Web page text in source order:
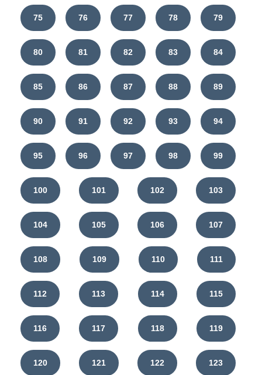
75 76 77 78 79
80 81 82 83 84
85 86 87 88 89
90 91 92 93 94
95 96 97 98 99
100 101 102 103
104 105 106 107
108 109 110 111
112 113 114 115
116 117 118 119
120 121 122 123